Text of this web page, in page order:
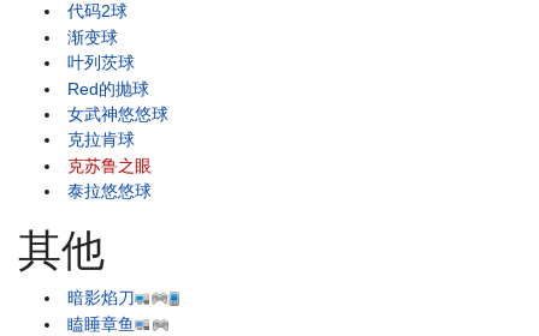
代码2球
渐变球
叶列茨球
Red的抛球
女武神悠悠球
克拉肯球
克苏鲁之眼
泰拉悠悠球
其他
暗影焰刀
瞌睡章鱼